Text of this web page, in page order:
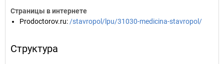
Страницы в интернете
Prodoctorov.ru: /stavropol/lpu/31030-medicina-stavropol/
Структура